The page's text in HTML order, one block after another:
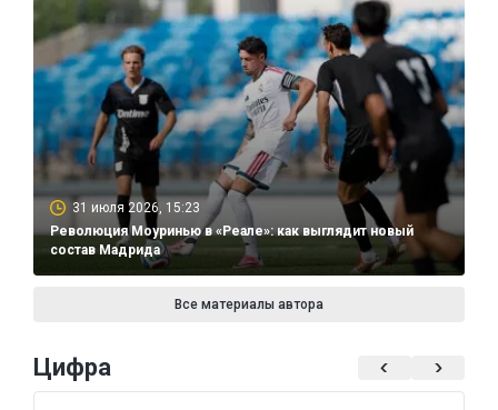
31 июля 2026, 15:23
Революция Моуринью в «Реале»: как выглядит новый
состав Мадрида
Все материалы автора
Цифра